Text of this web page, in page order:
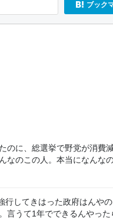
ブック
のに、総選挙で野党が消費
のこの人。本当になんなの
行してきはった政府はんや
言うて1年でできるんやった